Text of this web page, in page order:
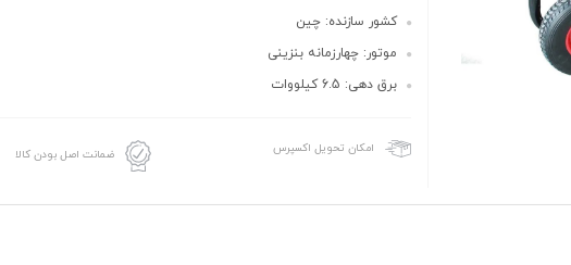
کشور سازنده: چین
موتور: چهارزمانه بنزینی
برق دهی: 6.5 کیلووات
امکان تحویل اکسپرس ضمانت اصل بودن کالا